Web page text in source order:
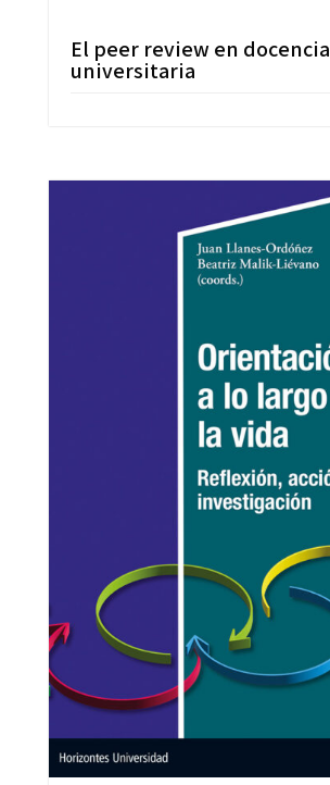
El peer review en docencia
universitaria